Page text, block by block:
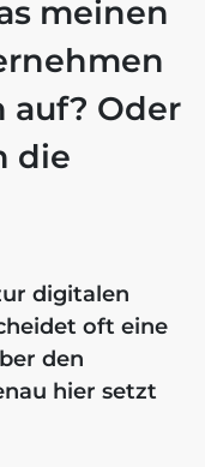
meinen
auf? Oder
die
digitalen
oft eine
den
hier setzt